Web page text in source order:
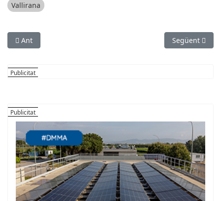
Vallirana
Article anterior: ESPORTS (BÀSQUET, EBA): Cinc
Ant Article
Següent